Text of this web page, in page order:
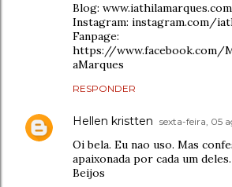
Blog:
Instagram: instagram.com/
Fanpage:
https://www.facebook.com/
aMarques
RESPONDER
Hellen kristten sexta-feira, 05
Oi bela. Eu nao uso. Mas
apaixonada por cada um deles.
Beijos